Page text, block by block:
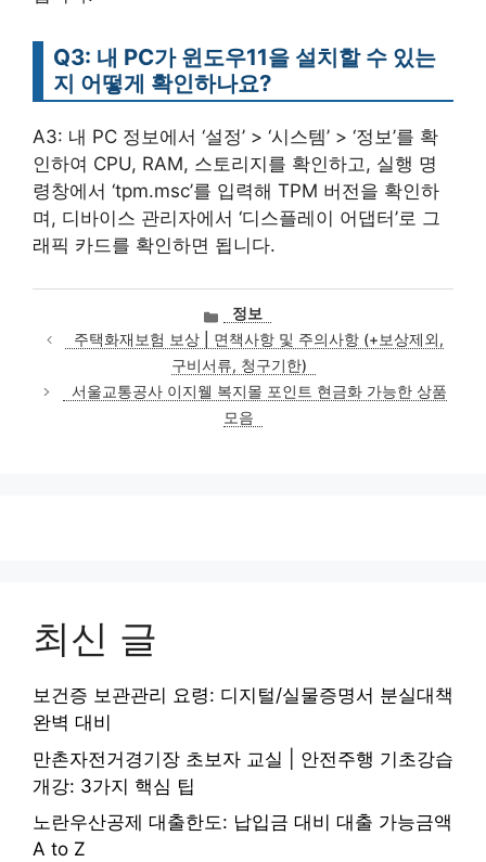
Q3: 내 PC가 윈도우11을 설치할 수 있는
지 어떻게 확인하나요?
A3: 내 PC 정보에서 ‘설정’ > ‘시스템’ > ‘정보’를 확
인하여 CPU, RAM, 스토리지를 확인하고, 실행 명
령창에서 ‘tpm.msc’를 입력해 TPM 버전을 확인하
며, 디바이스 관리자에서 ‘디스플레이 어댑터’로 그
래픽 카드를 확인하면 됩니다.
카
테
고
리
정보
주택화재보험 보상 | 면책사항 및 주의사항 (+보상제외,
구비서류, 청구기한)
서울교통공사 이지웰 복지몰 포인트 현금화 가능한 상품
모음
최신 글
보건증 보관관리 요령: 디지털/실물증명서 분실대책
완벽 대비
만촌자전거경기장 초보자 교실 | 안전주행 기초강습
개강: 3가지 핵심 팁
노란우산공제 대출한도: 납입금 대비 대출 가능금액
A to Z